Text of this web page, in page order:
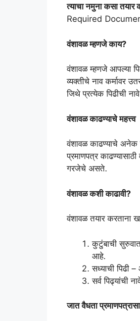
त्याचा नमुना कसा तयार
Required
वंशावळ म्हणजे काय?
वंशावळ म्हणजे आपल्या
व्यक्तीचे नाव कर्मावर
जिथे प्रत्येक पिढीची
वंशावळ काढण्याचे महत्त्व
वंशावळ काढण्याचे अनेक
प्रमाणपत्र
गरजेचे असते.
वंशावळ कशी काढावी?
वंशावळ तयार करताना
कुटुंबाची सुरुवात
आहे.
सध्याची पिढी –
सर्व पिढ्यांची
जात वैधता